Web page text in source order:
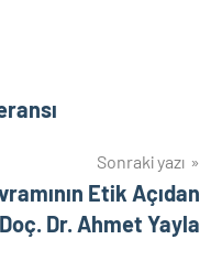
Sonraki yazı
Etik Açıdan
Dr. Ahmet Yayla